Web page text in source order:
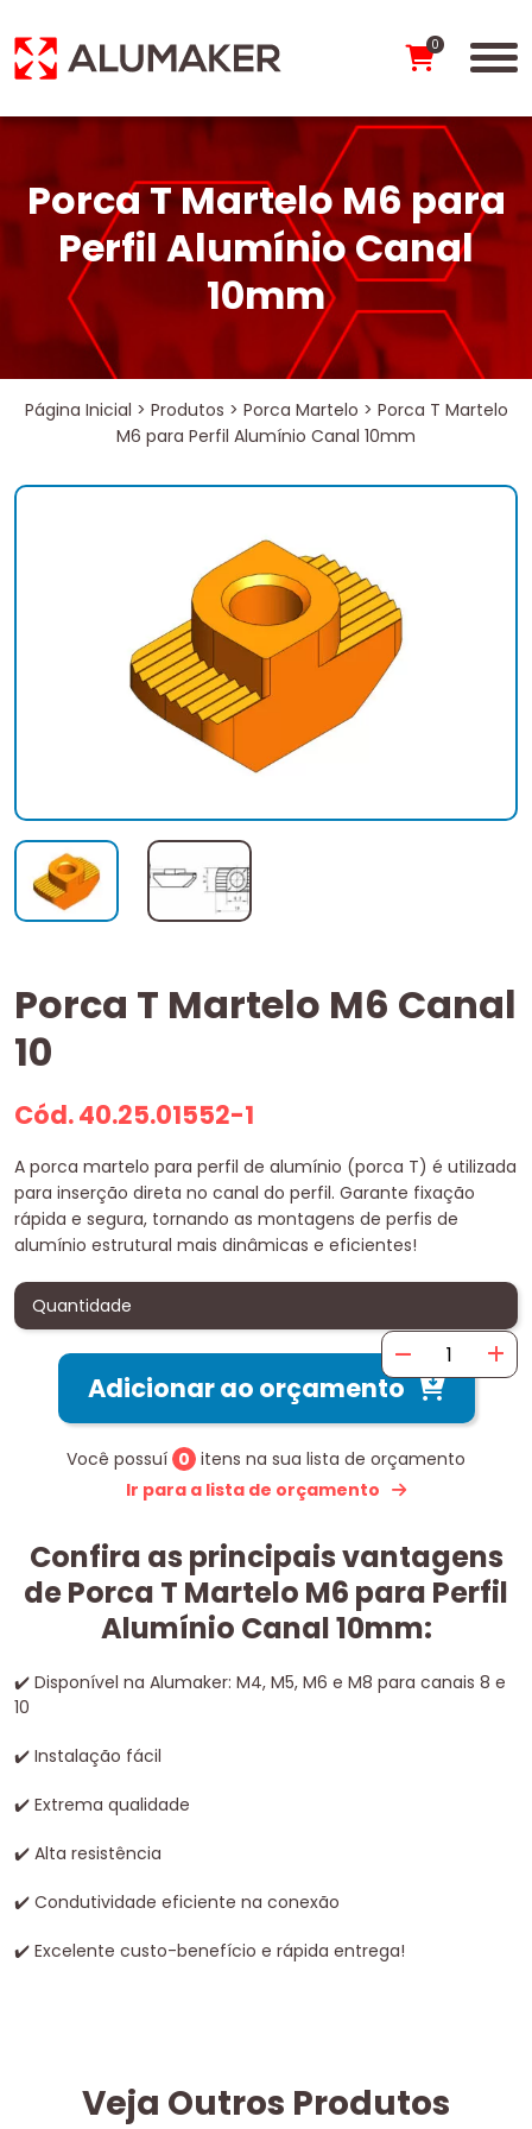
0
Porca T Martelo M6 para
Perfil Alumínio Canal
10mm
Página Inicial > Produtos > Porca Martelo > Porca T Martelo
M6 para Perfil Alumínio Canal 10mm
Porca T Martelo M6 Canal
10
Cód. 40.25.01552-1
A porca martelo para perfil de alumínio (porca T) é utilizada
para inserção direta no canal do perfil. Garante fixação
rápida e segura, tornando as montagens de perfis de
alumínio estrutural mais dinâmicas e eficientes!
Quantidade
Adicionar ao orçamento
Você possuí 0 itens na sua lista de orçamento
Ir para a lista de orçamento
Confira as principais vantagens
de Porca T Martelo M6 para Perfil
Alumínio Canal 10mm:
✔ ️ Disponível na Alumaker: M4, M5, M6 e M8 para canais 8 e
10
✔ ️ Instalação fácil
✔ ️ Extrema qualidade
✔ ️ Alta resistência
✔ ️ Condutividade eficiente na conexão
✔ ️ Excelente custo-benefício e rápida entrega!
Veja Outros Produtos